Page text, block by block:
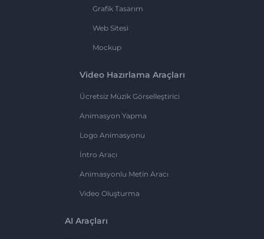
Grafik Tasarım
Web Sitesi
Mockup
Video Hazırlama Araçları
Ücretsiz Müzik Görselleştirici
Animasyon Yapma
Logo Animasyonu
İntro Aracı
Animasyonlu Metin Aracı
Video Oluşturma
AI Araçları